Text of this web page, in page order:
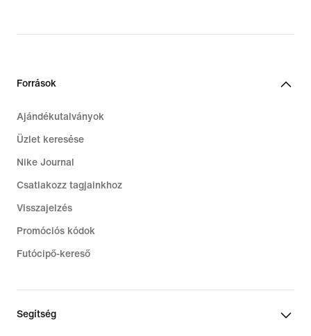
Források
Ajándékutalványok
Üzlet keresése
Nike Journal
Csatlakozz tagjainkhoz
Visszajelzés
Promóciós kódok
Futócipő-kereső
Segítség